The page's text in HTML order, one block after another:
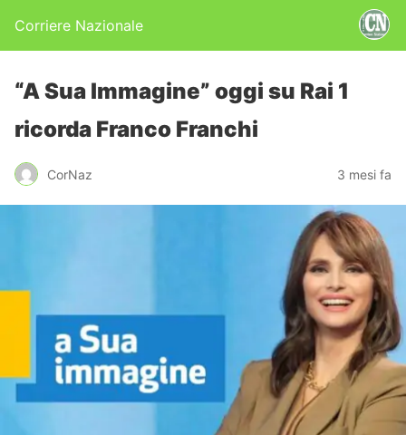
Corriere Nazionale
“A Sua Immagine” oggi su Rai 1
ricorda Franco Franchi
CorNaz 3 mesi fa